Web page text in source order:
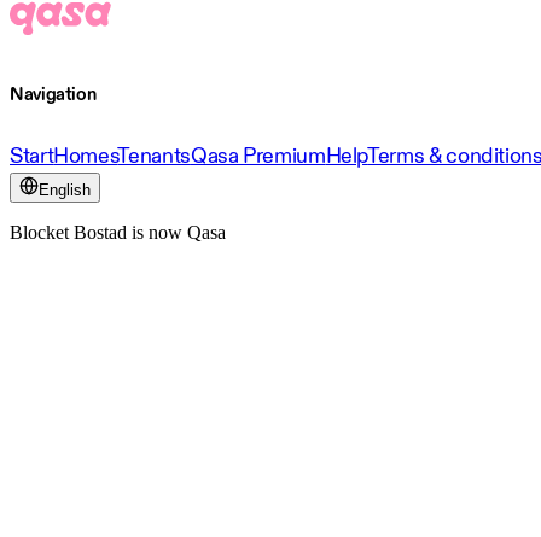
Navigation
StartHomesTenantsQasa PremiumHelpTerms &
English
Blocket Bostad is now Qasa